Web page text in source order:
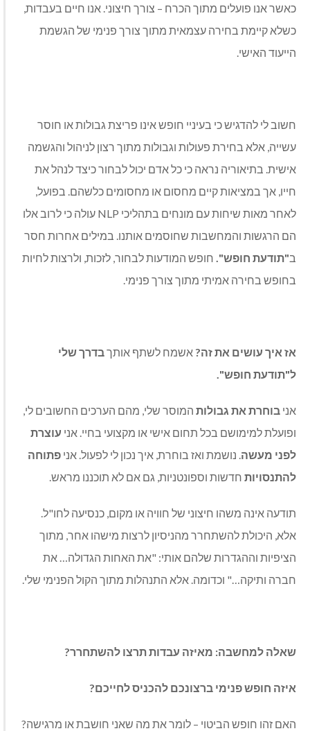
כאשר אנו פועלים מתוך הכרח – צורך חיצוני. אנו חיים בעבדות,
כשלא קיימת בחירה עצמאית מתוך צורך פנימי של הגשמת
הייעוד האישי.
חשוב לי להדגיש כי בעיניי חופש אינו פריצת גבולות או חוסר
עשייה, אלא בחירת פעולות וגבולות מתוך רצון לניהול והגשמה
אישית. בתיאוריה נראה כי כל אדם יכול לבחור כיצד לנהל את
חייו, אך במציאות קיים מחסום או מחסומים כלשהם. בפועל,
לאחר מאות שיחות עם מונחים בתהליכי NLP עולה כי לרוב אלו
הם הרגשות והמחשבות שחוסמים אותנו. במילים אחרות חסר
ב"תודעת חופש". חופש המודעות לבחור, לזכות, ולרצות לחיות
בחופש בחירה אמיתי מתוך צורך פנימי.
אז איך עושים את זה? אשמח לשתף אותךבדרך שלי
ל"תודעת חופש".
אני בוחרת את גבולות המוסר שלי, מהם הערכים החשובים לי,
ופועלת למימושם בכל תחום אישי או מקצועי בחיי. אני עוצרת
לפני מעשה. נושמת ואז בוחרת, איך נכון לי לפעול. אני פתוחה
להתנסויות חדשות וספונטניות, גם אם לא תוכננו מראש.
תודעה אינה משהו חיצוני של חוויה או מקום, כנסיעה לחו"ל.
אלא, היכולת להשתחרר מהניסיון לרצות מישהו אחר, מתוך
הציפיות וההגדרות שלהם אותי: "את האחות הגדולה… את
חברה ותיקה…" וכדומה. אלא התנהלות מתוך הקול הפנימי שלי.
שאלה למחשבה: מאיזה עבדות תרצו להשתחרר?
איזה חופש פנימי ברצונכם להכניס לחייכם?
האם זהו חופש הביטוי – לומר את מה שאני חושבת או מרגישה?